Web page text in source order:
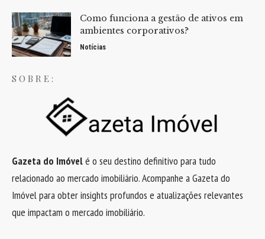
Como funciona a gestão de ativos em
ambientes corporativos?
Notícias
SOBRE:
Gazeta do Imóvelé o seu destino definitivo para tudo
relacionado ao mercado imobiliário. Acompanhe a Gazeta do
Imóvel para obter insights profundos e atualizações relevantes
que impactam o mercado imobiliário.